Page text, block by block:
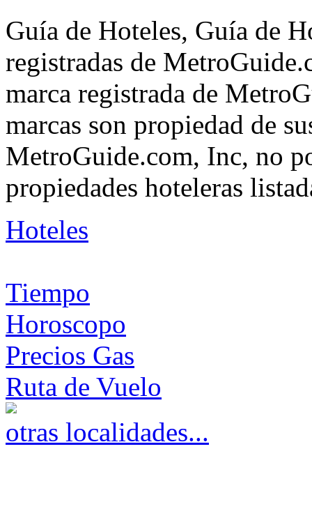
Guía de Hoteles, Guía de
registradas de
marca registrada de
marcas son propiedad de
MetroGuide.com, Inc, no
propiedades hoteleras
Hoteles
Tiempo
Horoscopo
Precios Gas
Ruta de Vuelo
otras localidades...